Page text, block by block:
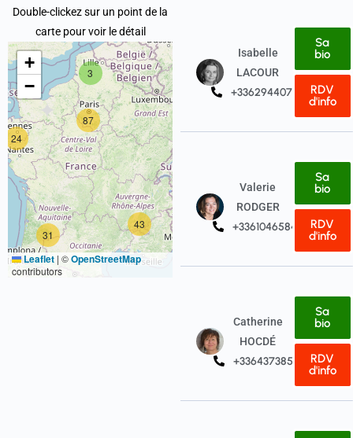
Isabelle
LACOUR
+33629440736
Sa
bio
RDV
d'info
Valerie
RODGER
+33610465845
Sa
bio
RDV
d'info
Catherine
HOCDÉ
+33643738515
Sa
bio
RDV
d'info
Double-clickez sur un point de la
carte pour voir le détail
3
31
24
43
87
+
−
Leaflet | ©OpenStreetMap
contributors